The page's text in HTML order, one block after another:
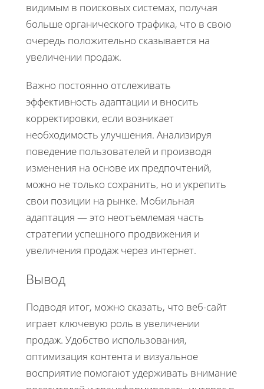
видимым в поисковых системах, получая
больше органического трафика, что в свою
очередь положительно сказывается на
увеличении продаж.
Важно постоянно отслеживать
эффективность адаптации и вносить
корректировки, если возникает
необходимость улучшения. Анализируя
поведение пользователей и производя
изменения на основе их предпочтений,
можно не только сохранить, но и укрепить
свои позиции на рынке. Мобильная
адаптация — это неотъемлемая часть
стратегии успешного продвижения и
увеличения продаж через интернет.
Вывод
Подводя итог, можно сказать, что веб-сайт
играет ключевую роль в увеличении
продаж. Удобство использования,
оптимизация контента и визуальное
восприятие помогают удерживать внимание